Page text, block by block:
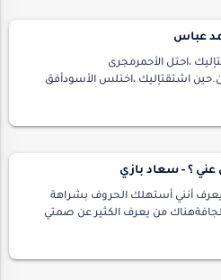
،احتل الأحمرمجرى
اشتقتإليك ،اختلس الأسودأفق
للعواصمعصافير ترفضرقصة
عني ؟ - سعاد بازي
أنني أستهلك الحروف بشراهة
الجافةهناك من يعرف الكثير عن صمتي
فارغةكأن أقول لكم مثلا :أن…